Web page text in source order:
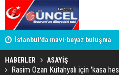
İstanbul'da mavi-beyaz buluşma
HABERLER ASAYİŞ
Rasim Ozan Kütahyalı için 'kasa